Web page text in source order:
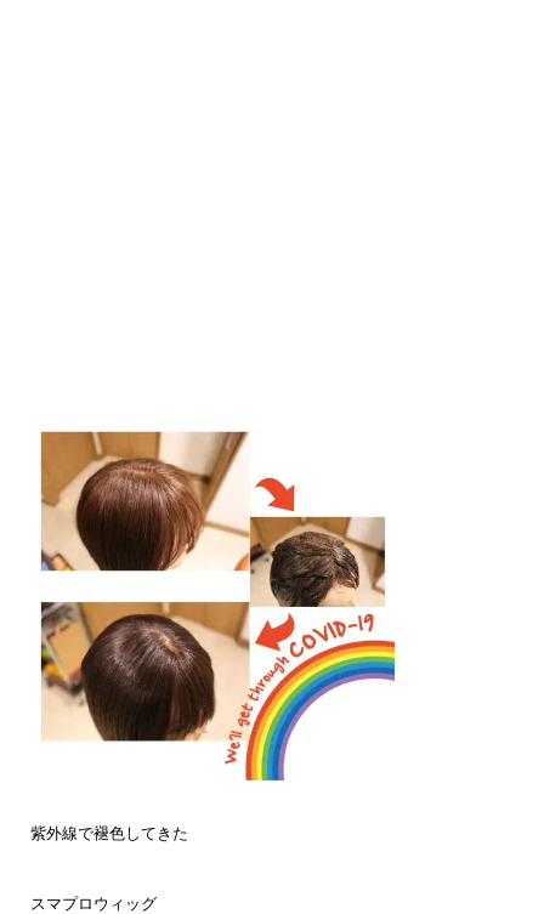
紫外線で褪色してきた
スマプロウィッグ